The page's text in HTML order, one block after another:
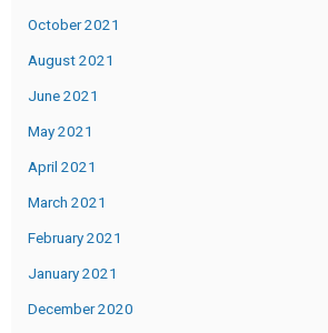
October 2021
August 2021
June 2021
May 2021
April 2021
March 2021
February 2021
January 2021
December 2020